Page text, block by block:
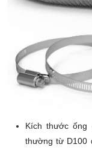
Kích thước ống
thường từ D100